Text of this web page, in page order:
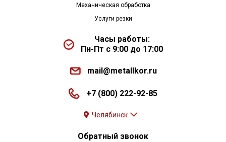
Механическая обработка
Услуги резки
Часы работы:
Пн-Пт с 9:00 до 17:00
mail@metallkor.ru
+7 (800) 222-92-85
Челябинск
Обратный звонок